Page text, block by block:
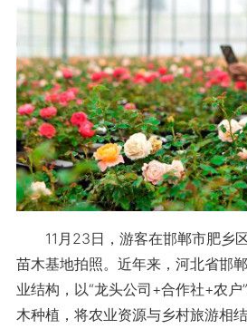
11月23日，游客在邯郸市肥乡
苗木基地拍照。近年来，河北省邯
业结构，以“龙头公司+合作社+农
木种植，将农业资源与乡村旅游相